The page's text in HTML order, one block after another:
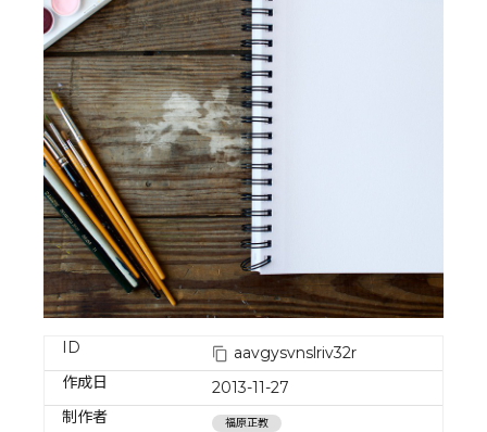
ID
aavgysvnslriv32r
作成日
2013-11-27
制作者
福原正教